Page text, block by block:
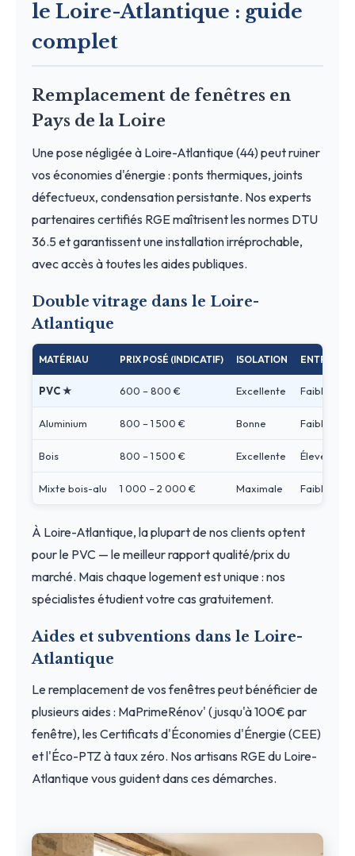
le Loire-Atlantique : guide
complet
Remplacement de fenêtres en
Pays de la Loire
Une pose négligée à Loire-Atlantique (44) peut ruiner
vos économies d'énergie : ponts thermiques, joints
défectueux, condensation persistante. Nos experts
partenaires certifiés RGE maîtrisent les normes DTU
36.5 et garantissent une installation irréprochable,
avec accès à toutes les aides publiques.
Double vitrage dans le Loire-
Atlantique
MATÉRIAU PRIX POSÉ (INDICATIF) ISOLATION ENTRETIEN
PVC ★ 600 – 800 € Excellente Faible
Aluminium 800 – 1 500 € Bonne Faible
Bois 800 – 1 500 € Excellente Élevé
Mixte bois-alu 1 000 – 2 000 € Maximale Faible
À Loire-Atlantique, la plupart de nos clients optent
pour le PVC — le meilleur rapport qualité/prix du
marché. Mais chaque logement est unique : nos
spécialistes étudient votre cas gratuitement.
Aides et subventions dans le Loire-
Atlantique
Le remplacement de vos fenêtres peut bénéficier de
plusieurs aides : MaPrimeRénov' (jusqu'à 100€ par
fenêtre), les Certificats d'Économies d'Énergie (CEE)
et l'Éco-PTZ à taux zéro. Nos artisans RGE du Loire-
Atlantique vous guident dans ces démarches.